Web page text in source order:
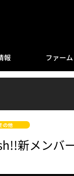
報 ファーム
の他
新メンバ